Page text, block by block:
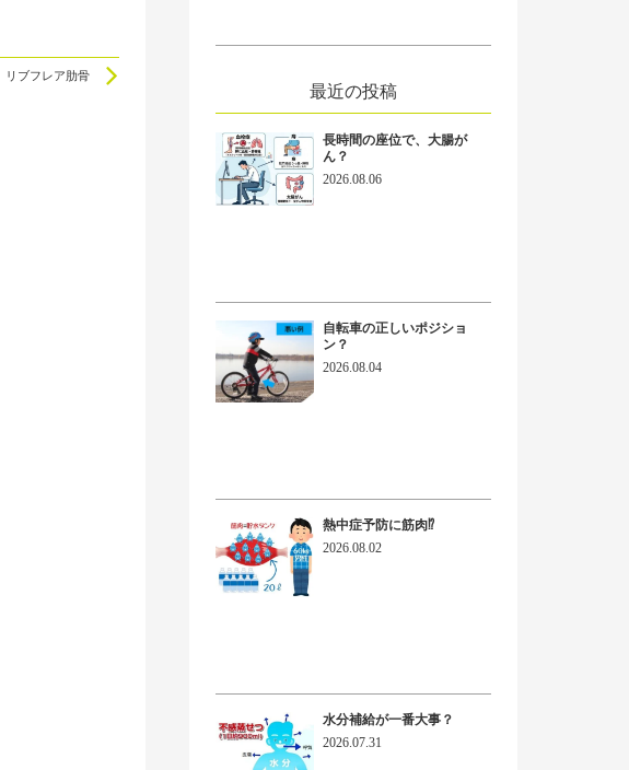
リブフレア肋骨
最近の投稿
長時間の座位で、大腸が
ん？
2026.08.06
自転車の正しいポジショ
ン？
2026.08.04
熱中症予防に筋肉⁉
2026.08.02
水分補給が一番大事？
2026.07.31